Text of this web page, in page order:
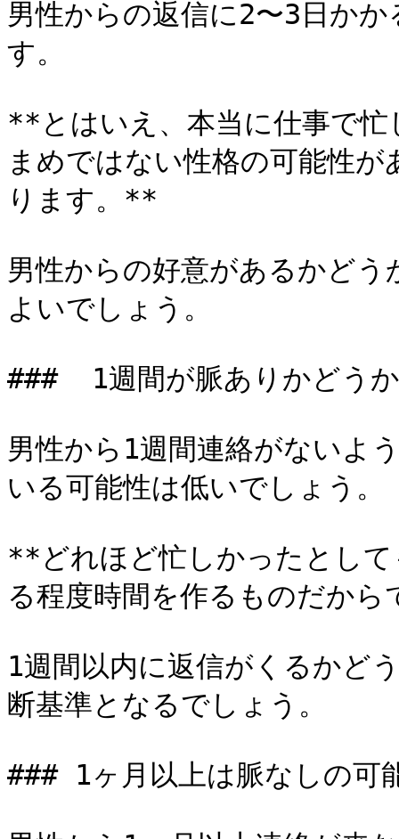
男性からの返信に2〜3日か
す。
**とはいえ、本当に仕事で
まめではない性格の可能性
ります。**
男性からの好意があるかど
よいでしょう。
###  1週間が脈ありかどう
男性から1週間連絡がないよ
いる可能性は低いでしょう。
**どれほど忙しかったとし
る程度時間を作るものだか
1週間以内に返信がくるかど
断基準となるでしょう。
### 1ヶ月以上は脈なしの可